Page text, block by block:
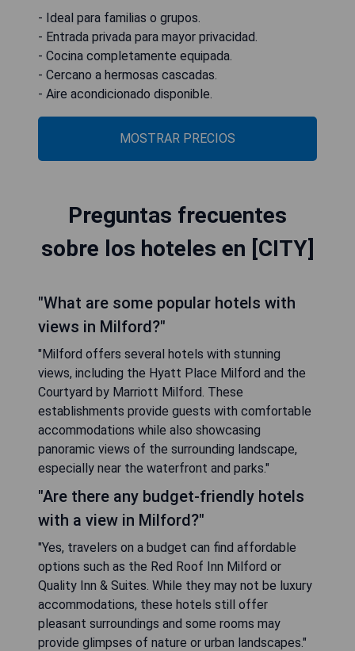
- Ideal para familias o grupos.
- Entrada privada para mayor privacidad.
- Cocina completamente equipada.
- Cercano a hermosas cascadas.
- Aire acondicionado disponible.
MOSTRAR PRECIOS
Preguntas frecuentes
sobre los hoteles en [CITY]
"What are some popular hotels with
views in Milford?"
"Milford offers several hotels with stunning
views, including the Hyatt Place Milford and the
Courtyard by Marriott Milford. These
establishments provide guests with comfortable
accommodations while also showcasing
panoramic views of the surrounding landscape,
especially near the waterfront and parks."
"Are there any budget-friendly hotels
with a view in Milford?"
"Yes, travelers on a budget can find affordable
options such as the Red Roof Inn Milford or
Quality Inn & Suites. While they may not be luxury
accommodations, these hotels still offer
pleasant surroundings and some rooms may
provide glimpses of nature or urban landscapes."